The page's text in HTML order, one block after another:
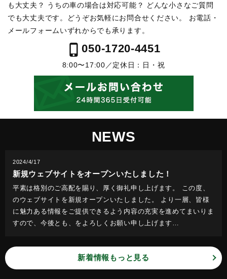
も大丈夫？ うちの車の場合は対応可能？
どんな小さなご質問
でも大丈夫です。どうぞお気軽にお問合せください。
お電話・
メールフォームいずれからでも承ります。
phone_iphone050-1720-4451
8:00〜17:00／定休日：日・祝
NEWS
2024/4/17
新規ウェブサイトをオープンいたしました！
平素は格別のご高配を賜り、厚く御礼申し上げます。 この度、
のウェブサイトを新規オープンいたしました。 より一層、皆様
に魅力ある情報をご提供できるよう内容の充実を進めてまいりま
すので、今後とも、をよろしくお願い申し上げます…
新着情報もっと見る